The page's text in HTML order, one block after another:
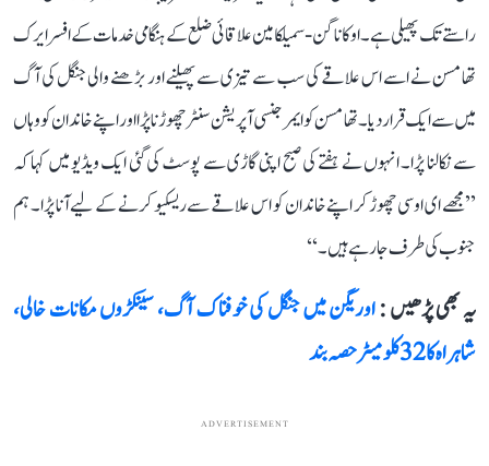
راستے تک پھیلی ہے۔ اوکاناگن-سمیلکامین علاقائی ضلع کے ہنگامی خدمات کے افسر ایرک
تھامسن نے اسے اس علاقے کی سب سے تیزی سے پھیلنے اور بڑھنے والی جنگل کی آگ
میں سے ایک قرار دیا۔ تھامسن کو ایمرجنسی آپریشن سنٹر چھوڑنا پڑا اور اپنے خاندان کو وہاں
سے نکالنا پڑا۔ انہوں نے ہفتے کی صبح اپنی گاڑی سے پوسٹ کی گئی ایک ویڈیو میں کہا کہ
’’مجھے ای او سی چھوڑ کر اپنے خاندان کو اس علاقے سے ریسکیو کرنے کے لیے آنا پڑا۔ ہم
جنوب کی طرف جا رہے ہیں۔‘‘
یہ بھی پڑھیں :اوریگن میں جنگل کی خوفناک آگ، سینکڑوں مکانات خالی،
شاہراہ کا 32 کلومیٹر حصہ بند
ADVERTISEMENT